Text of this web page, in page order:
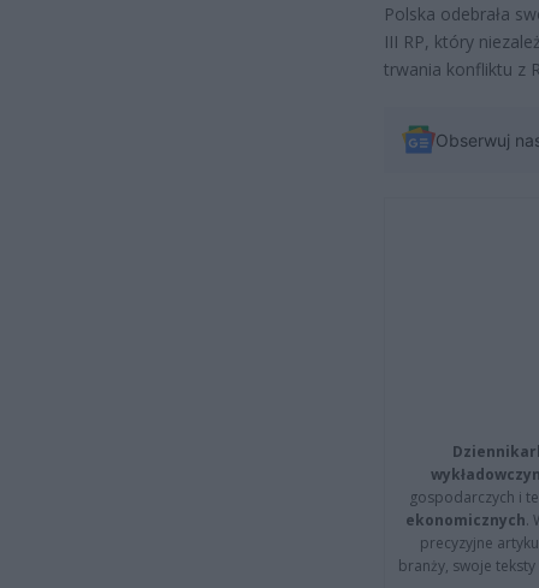
Polska odebrała
III RP, który
trwania konfliktu z
Obserwuj
gospodarczych i
ekonomicznych.
precyzyjne
branży, swoje